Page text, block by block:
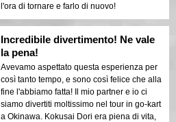
l'ora di tornare e farlo di nuovo!
Incredibile divertimento! Ne vale
la pena!
Avevamo aspettato questa esperienza per
così tanto tempo, e sono così felice che alla
fine l'abbiamo fatta! Il mio partner e io ci
siamo divertiti moltissimo nel tour in go-kart
a Okinawa. Kokusai Dori era piena di vita,